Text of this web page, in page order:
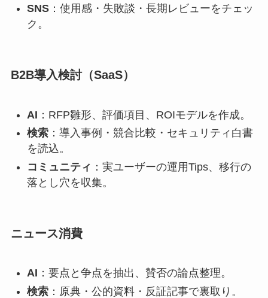
SNS：使用感・失敗談・長期レビューをチェッ
ク。
B2B導入検討（SaaS）
AI ：RFP雛形、評価項目、ROIモデルを作成。
検索：導入事例・競合比較・セキュリティ白書
を読込。
コミュニティ ：実ユーザーの運用Tips、移行の
落とし穴を収集。
ニュース消費
AI ：要点と争点を抽出、賛否の論点整理。
検索：原典・公的資料・反証記事で裏取り。